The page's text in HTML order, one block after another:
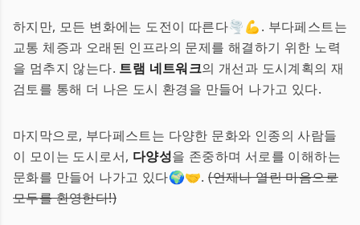
하지만, 모든 변화에는 도전이 따른다🌪️💪. 부다페스트는
교통 체증과 오래된 인프라의 문제를 해결하기 위한 노력
을 멈추지 않는다. 트램 네트워크의 개선과 도시계획의 재
검토를 통해 더 나은 도시 환경을 만들어 나가고 있다.
마지막으로, 부다페스트는 다양한 문화와 인종의 사람들
이 모이는 도시로서, 다양성을 존중하며 서로를 이해하는
문화를 만들어 나가고 있다🌍🤝.(언제나 열린 마음으로
모두를 환영한다!)